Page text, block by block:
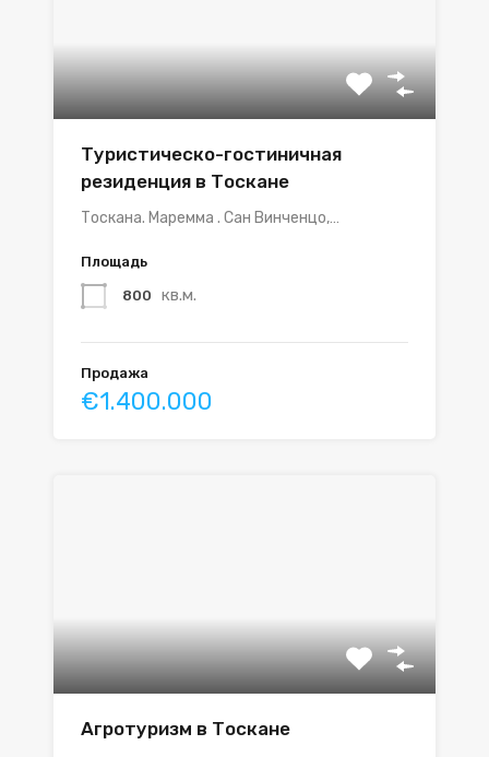
Туристическо-гостиничная
резиденция в Тоскане
Тоскана. Маремма . Сан Винченцо,…
Площадь
800 кв.м.
Продажа
€1.400.000
Агротуризм в Тоскане